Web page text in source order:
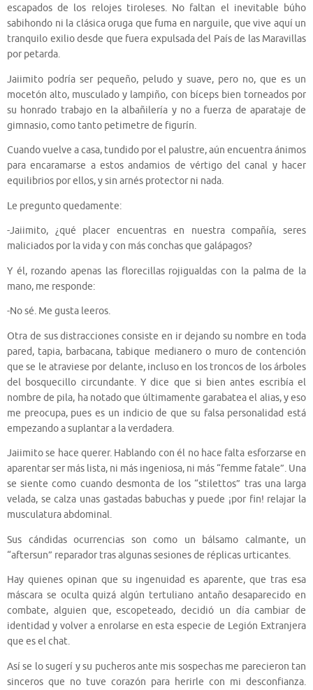
escapados de los relojes tiroleses. No faltan el inevitable búho
sabihondo ni la clásica oruga que fuma en narguile, que vive aquí un
tranquilo exilio desde que fuera expulsada del País de las Maravillas
por petarda.
Jaiimito podría ser pequeño, peludo y suave, pero no, que es un
mocetón alto, musculado y lampiño, con bíceps bien torneados por
su honrado trabajo en la albañilería y no a fuerza de aparataje de
gimnasio, como tanto petimetre de figurín.
Cuando vuelve a casa, tundido por el palustre, aún encuentra ánimos
para encaramarse a estos andamios de vértigo del canal y hacer
equilibrios por ellos, y sin arnés protector ni nada.
Le pregunto quedamente:
-Jaiimito, ¿qué placer encuentras en nuestra compañía, seres
maliciados por la vida y con más conchas que galápagos?
Y él, rozando apenas las florecillas rojigualdas con la palma de la
mano, me responde:
-No sé. Me gusta leeros.
Otra de sus distracciones consiste en ir dejando su nombre en toda
pared, tapia, barbacana, tabique medianero o muro de contención
que se le atraviese por delante, incluso en los troncos de los árboles
del bosquecillo circundante. Y dice que si bien antes escribía el
nombre de pila, ha notado que últimamente garabatea el alias, y eso
me preocupa, pues es un indicio de que su falsa personalidad está
empezando a suplantar a la verdadera.
Jaiimito se hace querer. Hablando con él no hace falta esforzarse en
aparentar ser más lista, ni más ingeniosa, ni más “femme fatale”. Una
se siente como cuando desmonta de los “stilettos” tras una larga
velada, se calza unas gastadas babuchas y puede ¡por fin! relajar la
musculatura abdominal.
Sus cándidas ocurrencias son como un bálsamo calmante, un
“aftersun” reparador tras algunas sesiones de réplicas urticantes.
Hay quienes opinan que su ingenuidad es aparente, que tras esa
máscara se oculta quizá algún tertuliano antaño desaparecido en
combate, alguien que, escopeteado, decidió un día cambiar de
identidad y volver a enrolarse en esta especie de Legión Extranjera
que es el chat.
Así se lo sugerí y su pucheros ante mis sospechas me parecieron tan
sinceros que no tuve corazón para herirle con mi desconfianza.